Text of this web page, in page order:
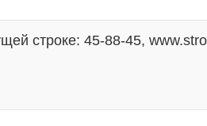
строке: 45-88-45,